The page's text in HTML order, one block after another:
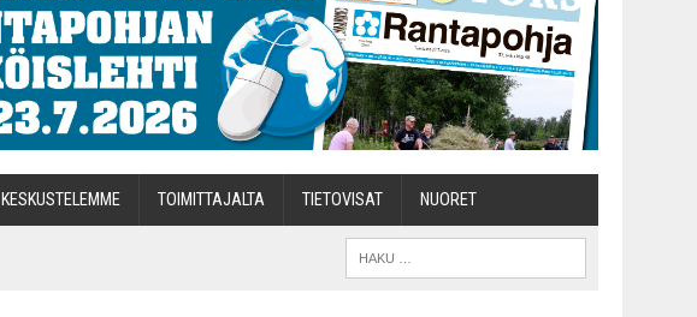
KES­KUS­TE­LEM­ME TOI­MIT­TA­JAL­TA TIETOVISAT NUO­RET